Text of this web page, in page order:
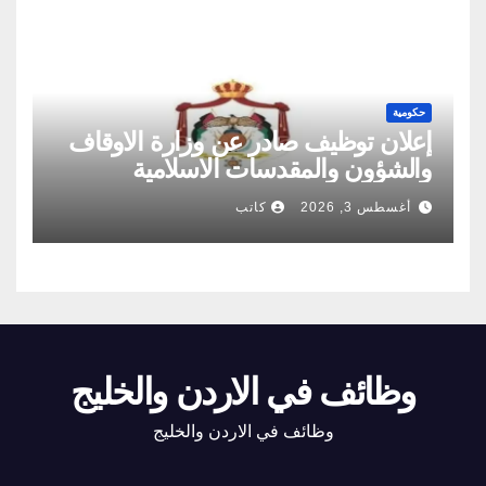
حكومية
إعلان توظيف صادر عن وزارة الاوقاف
والشؤون والمقدسات الاسلامية
أغسطس 3, 2026 كاتب
وظائف في الاردن والخليج
وظائف في الاردن والخليج